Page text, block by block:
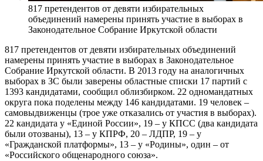
817 претендентов от девяти избирательных
объединений намерены принять участие в выборах в
Законодательное Собрание Иркутской области
817 претендентов от девяти избирательных объединений
намерены принять участие в выборах в Законодательное
Собрание Иркутской области. В 2013 году на аналогичных
выборах в ЗС были заверены областные списки 17 партий с
1393 кандидатами, сообщил облизбирком. 22 одномандатных
округа пока поделены между 146 кандидатами. 19 человек –
самовыдвиженцы (трое уже отказались от участия в выборах).
22 кандидата у «Единой России», 19 – у КПСС (два кандидата
были отозваны), 13 – у КПРФ, 20 – ЛДПР, 19 – у
«Гражданской платформы», 13 – у «Родины», один – от
«Российского общенародного союза».